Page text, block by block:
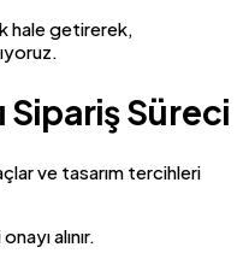
hale getirerek,
Sipariş Süreci
ve tasarım tercihleri
alınır.